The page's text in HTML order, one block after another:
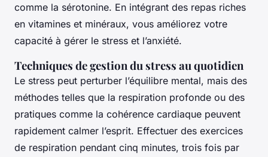
comme la sérotonine. En intégrant des repas riches
en vitamines et minéraux, vous améliorez votre
capacité à gérer le stress et l’anxiété.
Techniques de gestion du stress au quotidien
Le stress peut perturber l’équilibre mental, mais des
méthodes telles que la respiration profonde ou des
pratiques comme la cohérence cardiaque peuvent
rapidement calmer l’esprit. Effectuer des exercices
de respiration pendant cinq minutes, trois fois par